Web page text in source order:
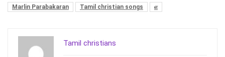
Marlin Parabakaran
Tamil christian songs எ
Tamil christians